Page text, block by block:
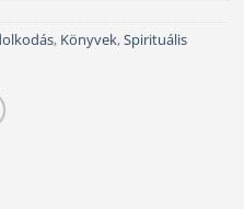
, Könyvek,Spirituális